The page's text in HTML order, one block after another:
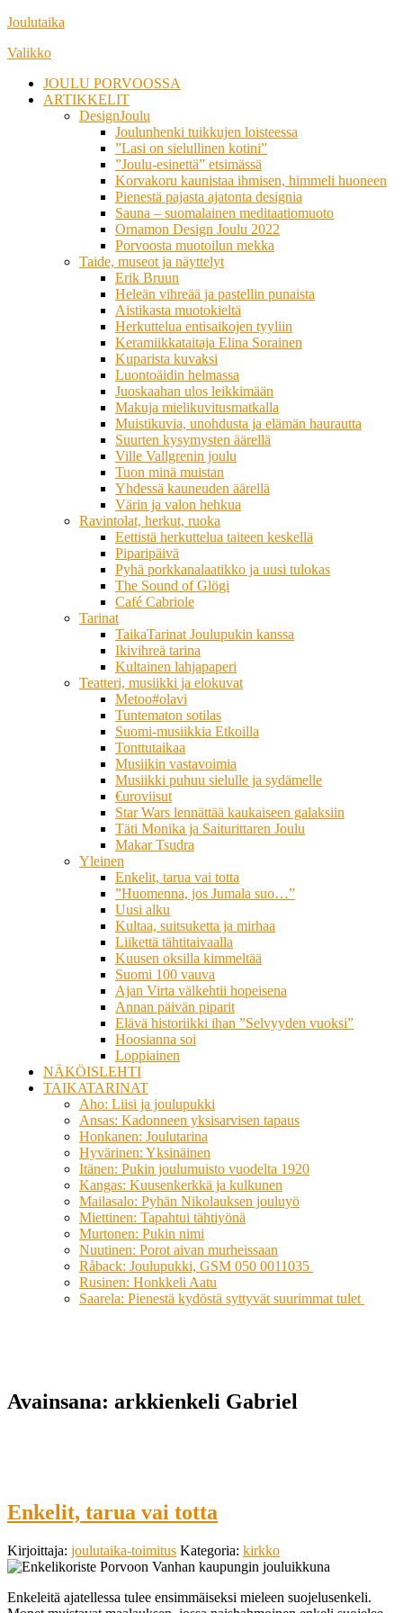
Siirry
sisältöön
Joulutaika
Valikko
JOULU PORVOOSSA
ARTIKKELIT
DesignJoulu
Joulunhenki tuikkujen loisteessa
”Lasi on sielullinen kotini”
”Joulu-esinettä” etsimässä
Korvakoru kaunistaa ihmisen, himmeli huoneen
Pienestä pajasta ajatonta designia
Sauna – suomalainen meditaatiomuoto
Ornamon Design Joulu 2022
Porvoosta muotoilun mekka
Taide, museot ja näyttelyt
Erik Bruun
Heleän vihreää ja pastellin punaista
Aistikasta muotokieltä
Herkuttelua entisaikojen tyyliin
Keramiikkataitaja Elina Sorainen
Kuparista kuvaksi
Luontoäidin helmassa
Juoskaahan ulos leikkimään
Makuja mielikuvitusmatkalla
Muistikuvia, unohdusta ja elämän haurautta
Suurten kysymysten äärellä
Ville Vallgrenin joulu
Tuon minä muistan
Yhdessä kauneuden äärellä
Värin ja valon hehkua
Ravintolat, herkut, ruoka
Eettistä herkuttelua taiteen keskellä
Piparipäivä
Pyhä porkkanalaatikko ja uusi tulokas
The Sound of Glögi
Café Cabriole
Tarinat
TaikaTarinat Joulupukin kanssa
Ikivihreä tarina
Kultainen lahjapaperi
Teatteri, musiikki ja elokuvat
Metoo#olavi
Tuntematon sotilas
Suomi-musiikkia Etkoilla
Tonttutaikaa
Musiikin vastavoimia
Musiikki puhuu sielulle ja sydämelle
€uroviisut
Star Wars lennättää kaukaiseen galaksiin
Täti Monika ja Saiturittaren Joulu
Makar Tsudra
Yleinen
Enkelit, tarua vai totta
”Huomenna, jos Jumala suo…”
Uusi alku
Kultaa, suitsuketta ja mirhaa
Liikettä tähtitaivaalla
Kuusen oksilla kimmeltää
Suomi 100 vauva
Ajan Virta välkehtii hopeisena
Annan päivän piparit
Elävä historiikki ihan ”Selvyyden vuoksi”
Hoosianna soi
Loppiainen
NÄKÖISLEHTI
TAIKATARINAT
Aho: Liisi ja joulupukki
Ansas: Kadonneen yksisarvisen tapaus
Honkanen: Joulutarina
Hyvärinen: Yksinäinen
Itänen: Pukin joulumuisto vuodelta 1920
Kangas: Kuusenkerkkä ja kulkunen
Mailasalo: Pyhän Nikolauksen jouluyö
Miettinen: Tapahtui tähtiyönä
Murtonen: Pukin nimi
Nuutinen: Porot aivan murheissaan
Råback: Joulupukki, GSM 050 0011035
Rusinen: Honkkeli Aatu
Saarela: Pienestä kydöstä syttyvät suurimmat tulet
Avainsana: arkkienkeli Gabriel
Enkelit, tarua vai totta
Kirjoittaja: joulutaika-toimitus Kategoria: kirkko
Enkeleitä ajatellessa tulee ensimmäiseksi mieleen suojelusenkeli.